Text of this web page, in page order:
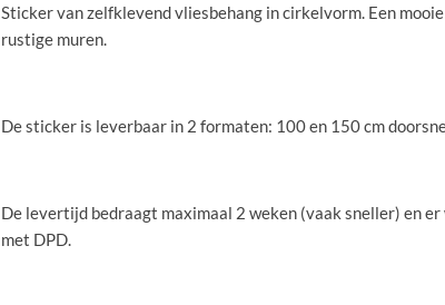
Sticker van zelfklevend vliesbehang in cirkelvorm. Een
rustige muren.
De sticker is leverbaar in 2 formaten: 100 en 150 cm
De levertijd bedraagt maximaal 2 weken (vaak sneller) en
met DPD.